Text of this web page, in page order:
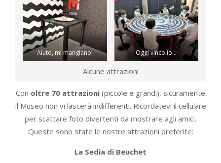
Aiuto, mi mangiano! Oggi vinco io…
Alcune attrazioni
Con oltre 70 attrazioni (piccole e grandi), sicuramente
il Museo non vi lascerà indifferenti. Ricordatevi il cellulare
per scattare foto divertenti da mostrare agli amici.
Queste sono state le nostre attrazioni preferite:
La Sedia di Beuchet